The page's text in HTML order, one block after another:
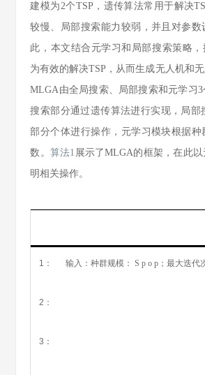
建模为2个TSP，遗传算法常用于解决
较慢、局部搜索能力较弱，并且对参数
此，本文结合元学习和局部搜索策略
为有效的解决TSP，从而生成无人机和无
MLGA由全局搜索、局部搜索和元学习
搜索部分通过遗传算法进行实现，局部
部分个体进行操作，元学习模块根据种
数。 算法1 展示了MLGA的框架，在此
明相关操作。
1： 输入：种群规模：S p o p ；最大迭代
2：
3：